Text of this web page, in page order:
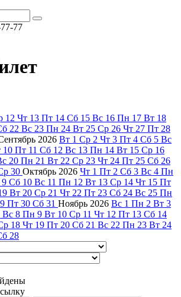
77
12 Чт 13 Пт 14 Сб 15 Вс 16 Пн 17 Вт 18
22 Вс 23 Пн 24 Вт 25 Ср 26 Чт 27 Пт 28
2026 Вт 1 Ср 2 Чт 3 Пт 4 Сб 5 Вс
10 Пт 11 Сб 12 Вс 13 Пн 14 Вт 15 Ср 16
20 Пн 21 Вт 22 Ср 23 Чт 24 Пт 25 Сб 26
30 Октябрь 2026 Чт 1 Пт 2 Сб 3 Вс 4 Пн
9 Сб 10 Вс 11 Пн 12 Вт 13 Ср 14 Чт 15 Пт
Вт 20 Ср 21 Чт 22 Пт 23 Сб 24 Вс 25 Пн
Пт 30 Сб 31 Ноябрь 2026 Вс 1 Пн 2 Вт 3
Вс 8 Пн 9 Вт 10 Ср 11 Чт 12 Пт 13 Сб 14
18 Чт 19 Пт 20 Сб 21 Вс 22 Пн 23 Вт 24
28